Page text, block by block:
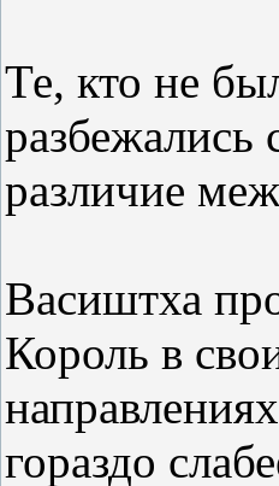
Те, кто не
разбежались
различие
Васиштха
Король в
гораздо